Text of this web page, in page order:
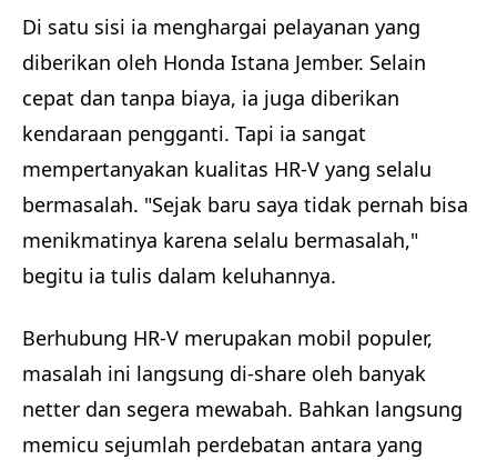
Di satu sisi ia menghargai pelayanan yang
diberikan oleh Honda Istana Jember. Selain
cepat dan tanpa biaya, ia juga diberikan
kendaraan pengganti. Tapi ia sangat
mempertanyakan kualitas HR-V yang selalu
bermasalah. "Sejak baru saya tidak pernah bisa
menikmatinya karena selalu bermasalah,"
begitu ia tulis dalam keluhannya.
Berhubung HR-V merupakan mobil populer,
masalah ini langsung di-share oleh banyak
netter dan segera mewabah. Bahkan langsung
memicu sejumlah perdebatan antara yang